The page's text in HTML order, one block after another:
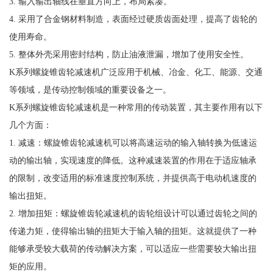
4. 采用了合金钢材料制造，表面经过硬质齿面处理，提高了齿轮的
使用寿命。
5. 整体外壳采用密封结构，防止油液泄漏，增加了使用安全性。
K系列螺旋锥齿轮减速机广泛应用于机械、冶金、化工、能源、交通
等领域，是传动控制领域的重要设备之一。
K系列螺旋锥齿轮减速机是一种常用的传动装置，其主要作用有以下
几个方面：
1. 减速：螺旋锥齿轮减速机可以将高速运动的输入轴转换为低速运
动的输出轴，实现速度的降低。这种减速装置的作用在于适应轴承
的限制，改变适用的标准速度控制系统，并提供高于电动机速度的
输出扭矩。
2. 增加扭矩：螺旋锥齿轮减速机的齿轮组设计可以通过齿轮之间的
传递力矩，使得输出轴的扭矩大于输入轴的扭矩。这就提供了一种
能够承受较大载荷的传动解决方案，可以适应一些需要较大输出扭
矩的应用。